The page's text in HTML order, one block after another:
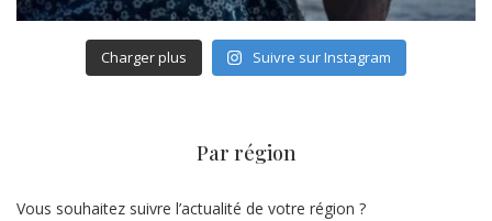
Charger plus Suivre sur Instagram
Par région
Vous souhaitez suivre l’actualité de votre région ?